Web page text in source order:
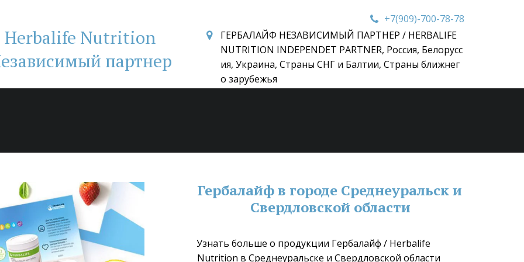
Herbalife Nutrition
партнер
+7(909)-700-78-78
ГЕРБАЛАЙФ НЕЗАВИСИМЫЙ ПАРТНЕР / HERBALIFE
NUTRITION INDEPENDET PARTNER, Россия, Белорусс
ия, Украина, Страны СНГ и Балтии, Страны ближнег
о зарубежья
Гербалайф в городе Среднеуральск и
Свердловской области
Узнать больше о продукции Гербалайф / Herbalife
Nutrition в Среднеуральске и Свердловской области